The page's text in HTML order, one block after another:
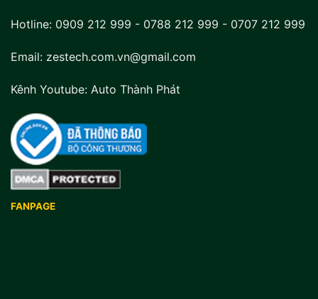
Hotline: 0909 212 999 - 0788 212 999 - 0707 212 999
Email: zestech.com.vn@gmail.com
Kênh Youtube: Auto Thành Phát
FANPAGE